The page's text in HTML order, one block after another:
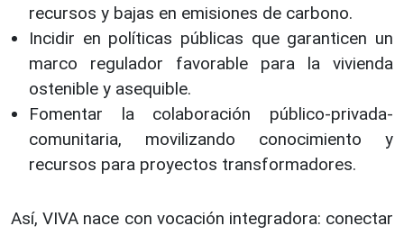
recursos y bajas en emisiones de carbono.
Incidir en políticas públicas que garanticen un
marco regulador favorable para la vivienda
ostenible y asequible.
Fomentar la colaboración público-privada-
comunitaria, movilizando conocimiento y
recursos para proyectos transformadores.
Así, VIVA nace con vocación integradora: conectar